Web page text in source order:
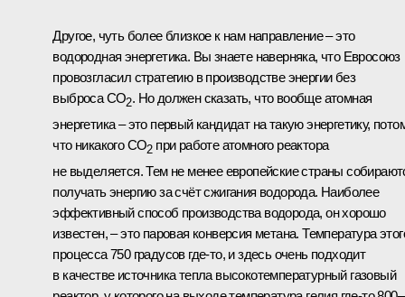
Другое, чуть более близкое к нам направление – это
водородная энергетика. Вы знаете наверняка, что Евросоюз
провозгласил стратегию в производстве энергии без
выброса CO2. Но должен сказать, что вообще атомная
энергетика – это первый кандидат на такую энергетику,
что никакого CO2при работе атомного реактора
не выделяется. Тем не менее европейские страны
получать энергию за счёт сжигания водорода. Наиболее
эффективный способ производства водорода, он хорошо
известен, – это паровая конверсия метана. Температура
процесса 750 градусов где‑то, и здесь очень подходит
в качестве источника тепла высокотемпературный газовый